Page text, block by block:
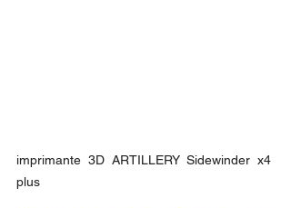
imprimante 3D ARTILLERY Sidewinder x4
plus